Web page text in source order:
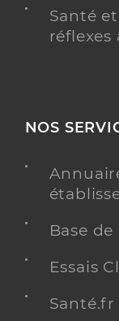
Santé
NOS
Base
Essais